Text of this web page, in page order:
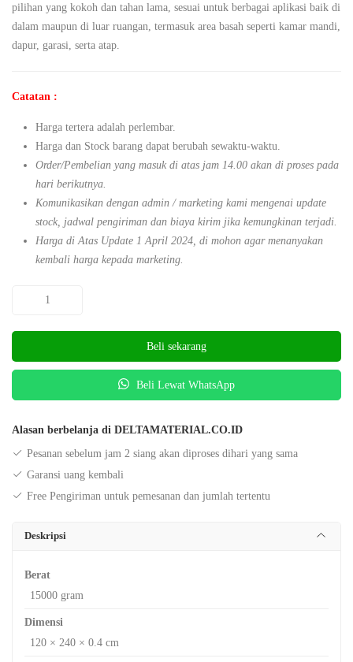
pilihan yang kokoh dan tahan lama, sesuai untuk berbagai aplikasi baik di
dalam maupun di luar ruangan, termasuk area basah seperti kamar mandi,
dapur, garasi, serta atap.
Catatan :
Harga tertera adalah perlembar.
Harga dan Stock barang dapat berubah sewaktu-waktu.
Order/Pembelian yang masuk di atas jam 14.00 akan di proses pada
hari berikutnya.
Komunikasikan dengan admin / marketing kami mengenai update
stock, jadwal pengiriman dan biaya kirim jika kemungkinan terjadi.
Harga di Atas Update 1 April 2024, di mohon agar menanyakan
kembali harga kepada marketing.
Beli sekarang
Beli Lewat WhatsApp
Alasan berbelanja di DELTAMATERIAL.CO.ID
Pesanan sebelum jam 2 siang akan diproses dihari yang sama
Garansi uang kembali
Free Pengiriman untuk pemesanan dan jumlah tertentu
Deskripsi
Berat
15000 gram
Dimensi
120 × 240 × 0.4 cm